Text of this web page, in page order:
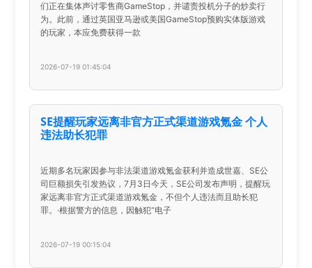
们正在集体声讨零售商GameStop，并谴责投机分子的炒卖行
为。此前，通过英国亚马逊或美国GameStop预购实体版游戏
的玩家，本应免费获得一款
2026-07-19 01:45:04
SE提醒玩家远离非官方正式渠道游戏氪金 个人
违法助长犯罪
近期多名玩家因参与非法渠道游戏氪金获利并造成世嘉、SE公
司巨额损失引发热议，7月3日今天，SE公司发布声明，提醒玩
家远离非官方正式渠道游戏氪金，不但个人违法而且助长犯
罪。·根据警方的信息，因触犯“电子
2026-07-19 00:15:04